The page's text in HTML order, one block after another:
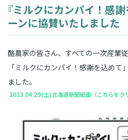
『ミルクにカンパイ！感
ーンに協賛いたしました
酪農家の皆さん、すべての一次産業
「ミルクにカンパイ！感謝を込めて
ました。
2023.04.29(土)北海道新聞紙面（こちらをク